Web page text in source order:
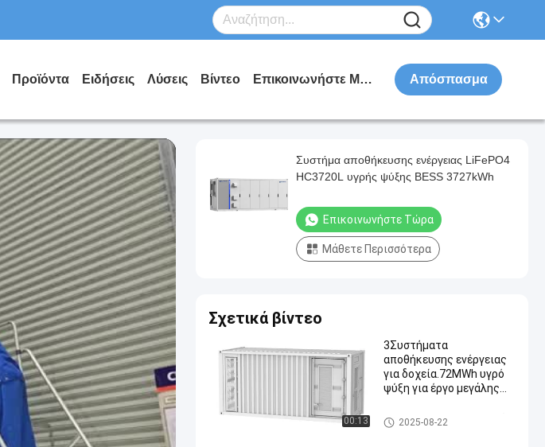
Προϊόντα Ειδήσεις Λύσεις Βίντεο Επικοινωνήστε Μαζί Μας Απόσπασμα
Συστήμα αποθήκευσης ενέργειας LiFePO4
HC3720L υγρής ψύξης BESS 3727kWh
Επικοινωνήστε Τώρα
Μάθετε Περισσότερα
Σχετικά βίντεο
00:13
3Συστήματα
αποθήκευσης ενέργειας
για δοχεία.72MWh υγρό
ψύξη για έργο μεγάλης
Συσκευή αποθήκευσης ενέρ
γειας
2025-08-22